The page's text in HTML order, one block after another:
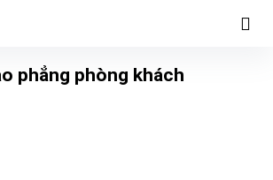
phẳng phòng khách